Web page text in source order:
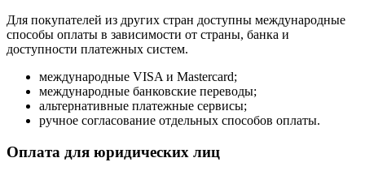
Для покупателей из других стран доступны международные
способы оплаты в зависимости от страны, банка и
доступности платежных систем.
международные VISA и Mastercard;
международные банковские переводы;
альтернативные платежные сервисы;
ручное согласование отдельных способов оплаты.
Оплата для юридических лиц